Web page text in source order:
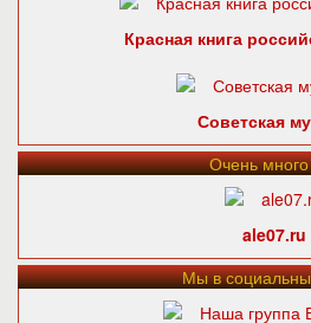
Красная книга
Советская
Очень много
ale07.ru
Мы в